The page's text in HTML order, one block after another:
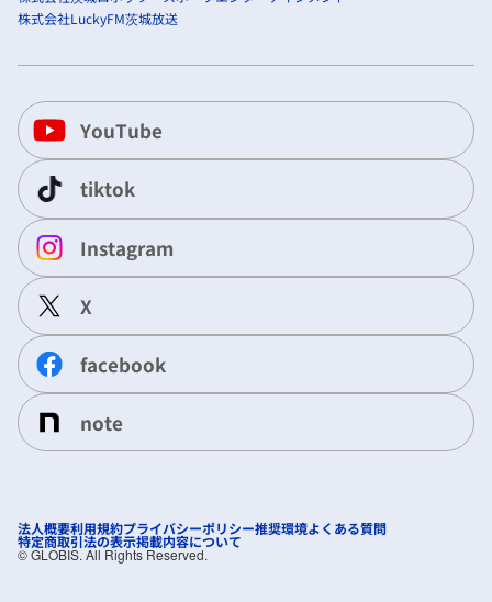
株式会社LuckyFM茨城放送
YouTube
tiktok
Instagram
X
facebook
note
法人概要利用規約プライバシーポリシー推奨環境よくある質問
特定商取引法の表示掲載内容について
©︎ GLOBIS. All Rights Reserved.